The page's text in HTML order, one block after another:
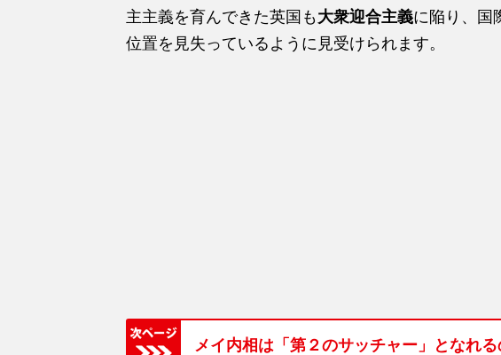
主主義を育んできた英国も 大衆迎合主義に陥り、国
位置を見失っているように見受けられます。
メイ内相は「第２のサッチャー」となれ